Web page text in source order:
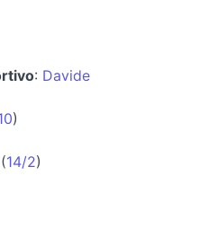
: Davide
)
(14/2)